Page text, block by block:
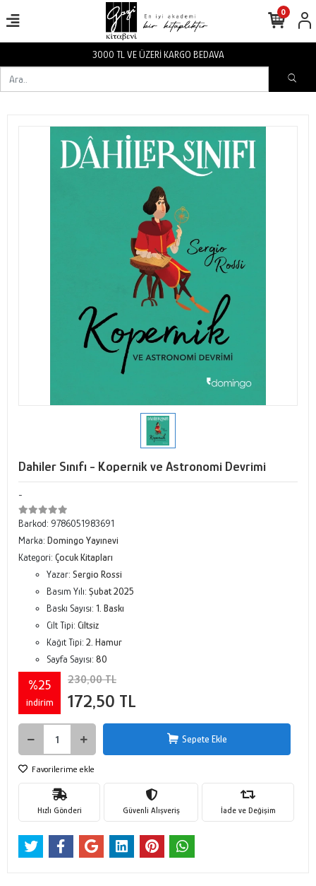
3000 TL VE ÜZERİ KARGO BEDAVA
0
Dahiler Sınıfı - Kopernik ve Astronomi Devrimi
-
Barkod: 9786051983691
Marka: Domingo Yayınevi
Kategori: Çocuk Kitapları
Yazar: Sergio Rossi
Basım Yılı: Şubat 2025
Baskı Sayısı: 1. Baskı
Cilt Tipi: Ciltsiz
Kağıt Tipi: 2. Hamur
Sayfa Sayısı: 80
%25
indirim
230,00 TL
172,50 TL
Sepete Ekle
Favorilerime ekle
Hızlı Gönderi Güvenli Alışveriş İade ve Değişim